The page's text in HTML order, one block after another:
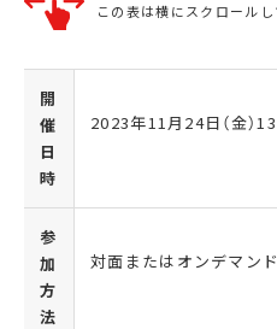
この表は横にスクロールし
開
催
日
時
2023年11月 24日（金）
参
加
方
法
対面またはオンデマン